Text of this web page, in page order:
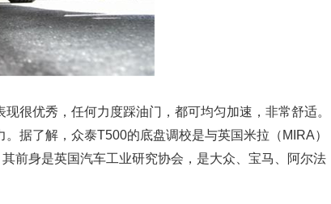
很优秀，任何力度踩油门，都可均匀加速，非常舒适。
据了解，众泰T500的底盘调校是与英国米拉（MIRA）
前身是英国汽车工业研究协会，是大众、宝马、阿尔法